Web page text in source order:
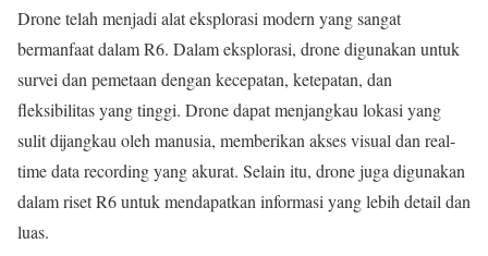
Drone telah menjadi alat eksplorasi modern yang sangat
bermanfaat dalam R6. Dalam eksplorasi, drone digunakan untuk
survei dan pemetaan dengan kecepatan, ketepatan, dan
fleksibilitas yang tinggi. Drone dapat menjangkau lokasi yang
sulit dijangkau oleh manusia, memberikan akses visual dan real-
time data recording yang akurat. Selain itu, drone juga digunakan
dalam riset R6 untuk mendapatkan informasi yang lebih detail dan
luas.